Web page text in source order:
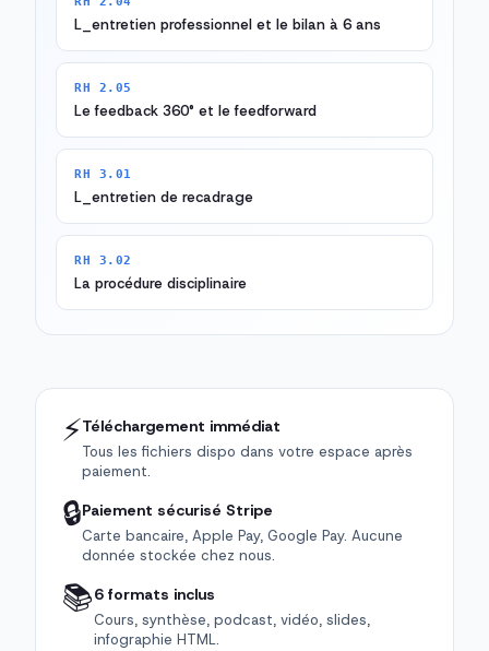
L_entretien professionnel et le bilan à 6 ans
RH 2.05
Le feedback 360° et le feedforward
RH 3.01
L_entretien de recadrage
RH 3.02
La procédure disciplinaire
⚡Téléchargement immédiat
Tous les fichiers dispo dans votre espace après
paiement.
🔒Paiement sécurisé Stripe
Carte bancaire, Apple Pay, Google Pay. Aucune
donnée stockée chez nous.
📚6 formats inclus
Cours, synthèse, podcast, vidéo, slides,
infographie HTML.